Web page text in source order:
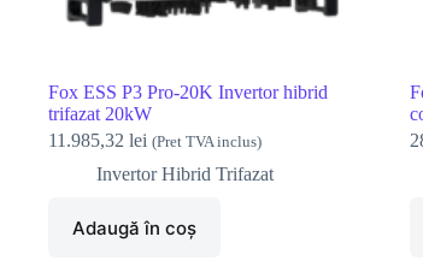
Fox ESS P3 Pro-20K Invertor hibrid
trifazat 20kW
11.985,32 lei (Pret TVA inclus)
Invertor Hibrid Trifazat
Adaugă în coș